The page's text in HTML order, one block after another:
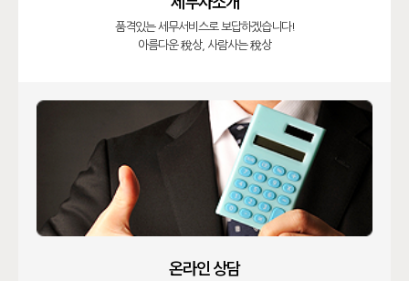
품격있는 세무서비스로 보답하겠습니다!
아름다운 稅상, 사람사는 稅상
온라인 상담